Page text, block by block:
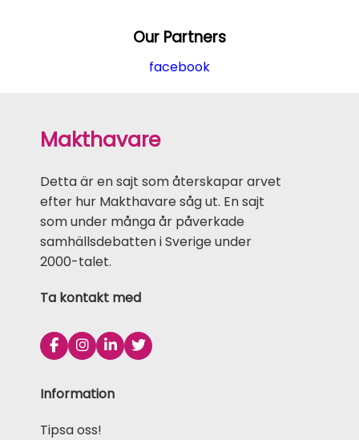
Our Partners
facebook
Makthavare
Detta är en sajt som återskapar arvet
efter hur Makthavare såg ut. En sajt
som under många år påverkade
samhällsdebatten i Sverige under
2000-talet.
Ta kontakt med
Information
Tipsa oss!